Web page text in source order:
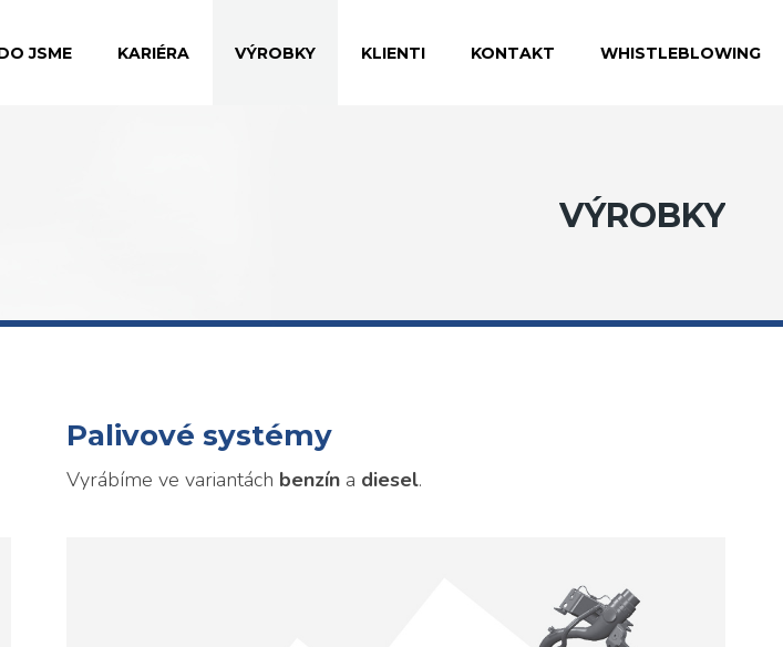
JSME KARIÉRA VÝROBKY KLIENTI KONTAKT WHISTLEBLOWING
VÝROBKY
Palivové systémy
Vyrábíme ve variantách benzín a diesel.